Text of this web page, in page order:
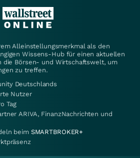
Alleinstellungsmerkmal als den
Wissens-Hub für einen aktuellen
die Börsen- und Wirtschaftswelt, um
zu treffen.
Deutschlands
Nutzer
Tag
ARIVA, FinanzNachrichten und
beim SMARTBROKER+